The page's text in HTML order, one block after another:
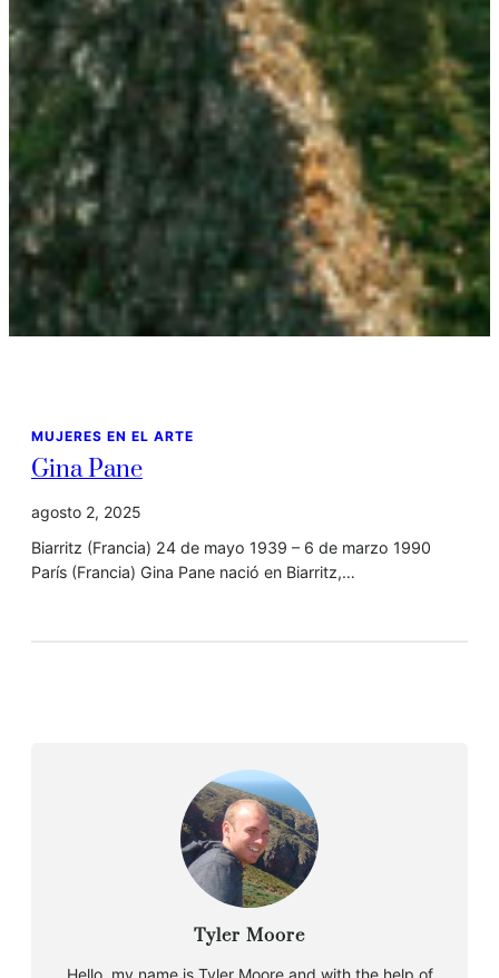
MUJERES EN EL ARTE
Gina Pane
agosto 2, 2025
Biarritz (Francia) 24 de mayo 1939 – 6 de marzo 1990
París (Francia) Gina Pane nació en Biarritz,…
Tyler Moore